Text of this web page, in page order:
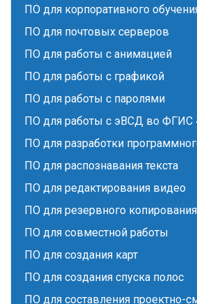
ПО для корпоративного
ПО для почтовых серверов
ПО для работы с анимацией
ПО для работы с графикой
ПО для работы с паролями
ПО для работы с эВСД во ФГИС
ПО для разработки
ПО для распознавания текста
ПО для редактирования видео
ПО для резервного копирования
ПО для совместной работы
ПО для создания карт
ПО для создания спуска полос
ПО для составления проектно-